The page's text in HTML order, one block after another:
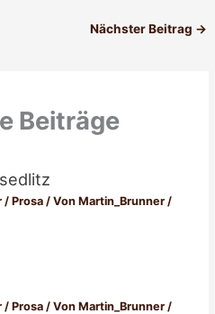
Nächster Beitrag →
Beiträge
/ Prosa/ Von Martin_Brunner /
/ Prosa/ Von Martin_Brunner /